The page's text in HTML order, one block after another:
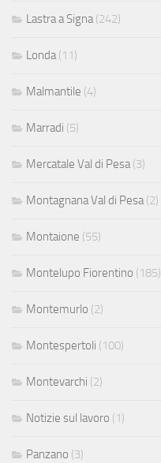
Lastra a Signa(242)
Londa(11)
Malmantile (4)
Marradi (5)
Mercatale Val di Pesa(3)
Montagnana Val di Pesa(2)
Montaione (55)
Montelupo Fiorentino (185)
Montemurlo (2)
Montespertoli (100)
Montevarchi (2)
Notizie sul lavoro (1)
Panzano (3)